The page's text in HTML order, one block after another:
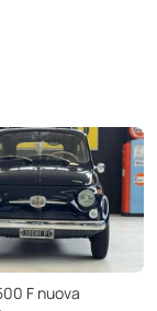
F nuova